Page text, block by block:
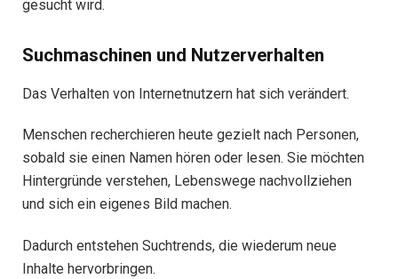
gesucht wird.
Suchmaschinen und Nutzerverhalten
Das Verhalten von Internetnutzern hat sich verändert.
Menschen recherchieren heute gezielt nach Personen,
sobald sie einen Namen hören oder lesen. Sie möchten
Hintergründe verstehen, Lebenswege nachvollziehen
und sich ein eigenes Bild machen.
Dadurch entstehen Suchtrends, die wiederum neue
Inhalte hervorbringen.